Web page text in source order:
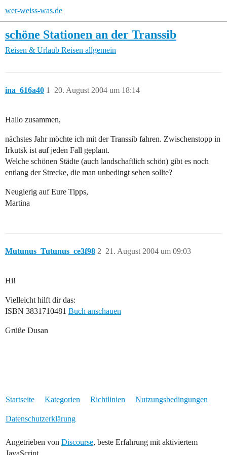
wer-weiss-was.de
schöne Stationen an der Transsib
Reisen & Urlaub Reisen allgemein
ina_616a40 20. August 2004 um 18:14
1
Hallo zusammen,
nächstes Jahr möchte ich mit der Transsib fahren. Zwischenstopp in
Irkutsk ist auf jeden Fall geplant.
Welche schönen Städte (auch landschaftlich schön) gibt es noch
entlang der Strecke, die man unbedingt sehen sollte?
Neugierig auf Eure Tipps,
Martina
Mutunus_Tutunus_ce3f98 21. August 2004 um 09:03
2
Hi!
Vielleicht hilft dir das:
ISBN 3831710481 Buch anschauen
Grüße Dusan
Startseite Kategorien Richtlinien Nutzungsbedingungen
Datenschutzerklärung
Angetrieben von Discourse, beste Erfahrung mit aktiviertem
JavaScript